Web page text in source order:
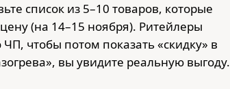
список из 5–10 товаров, которые
(на 14–15 ноября). Ритейлеры
чтобы потом показать «скидку» в
вы увидите реальную выгоду.